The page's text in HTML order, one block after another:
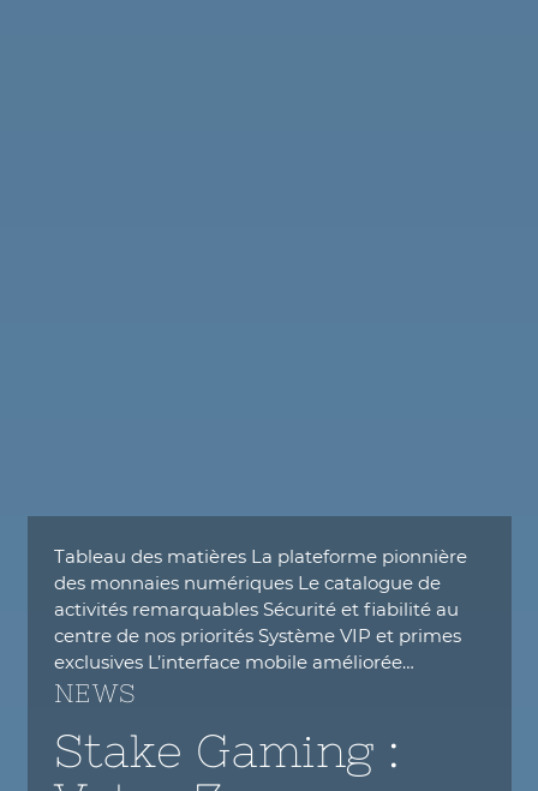
Tableau des matières La plateforme pionnière
des monnaies numériques Le catalogue de
activités remarquables Sécurité et fiabilité au
centre de nos priorités Système VIP et primes
exclusives L’interface mobile améliorée…
NEWS
Stake Gaming :